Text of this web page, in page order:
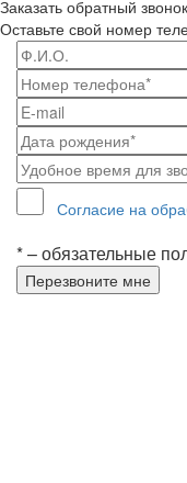
Заказать обратный звонок
Оставьте свой номер
Согласие на
* – обязательные